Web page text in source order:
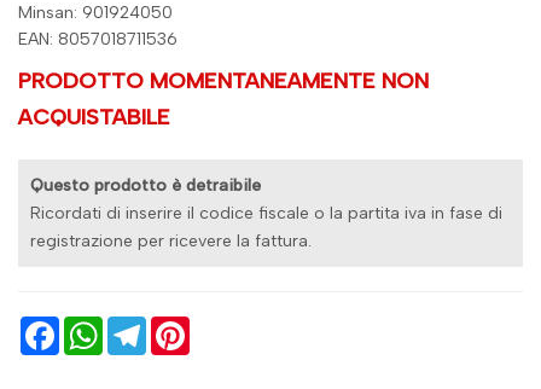
Minsan: 901924050
EAN: 8057018711536
PRODOTTO MOMENTANEAMENTE NON
ACQUISTABILE
Questo prodotto è detraibile
Ricordati di inserire il codice fiscale o la partita iva in fase di
registrazione per ricevere la fattura.
FacebookWhatsAppTelegram